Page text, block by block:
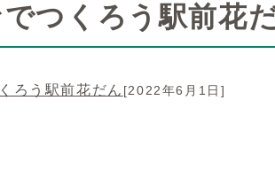
つくろう駅前花
ろう駅前花だん [2022年6月1日]